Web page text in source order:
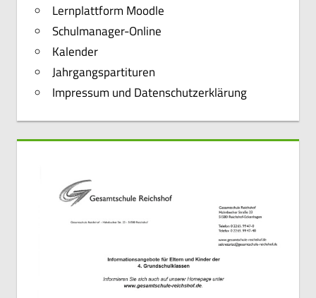
Lernplattform Moodle
Schulmanager-Online
Kalender
Jahrgangspartituren
Impressum und Datenschutzerklärung